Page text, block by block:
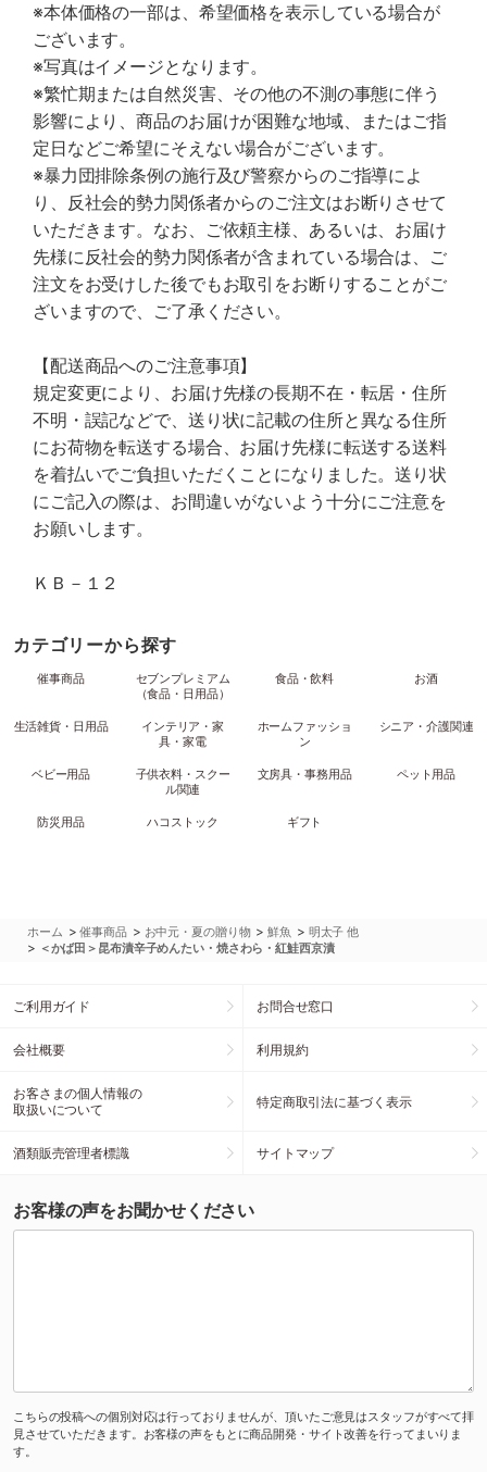
※本体価格の一部は、希望価格を表示している場合が
ございます。
※写真はイメージとなります。
※繁忙期または自然災害、その他の不測の事態に伴う
影響により、商品のお届けが困難な地域、またはご指
定日などご希望にそえない場合がございます。
※暴力団排除条例の施行及び警察からのご指導によ
り、反社会的勢力関係者からのご注文はお断りさせて
いただきます。なお、ご依頼主様、あるいは、お届け
先様に反社会的勢力関係者が含まれている場合は、ご
注文をお受けした後でもお取引をお断りすることがご
ざいますので、ご了承ください。
【配送商品へのご注意事項】
規定変更により、お届け先様の長期不在・転居・住所
不明・誤記などで、送り状に記載の住所と異なる住所
にお荷物を転送する場合、お届け先様に転送する送料
を着払いでご負担いただくことになりました。送り状
にご記入の際は、お間違いがないよう十分にご注意を
お願いします。
ＫＢ－１２
カテゴリーから探す
催事商品
セブンプレミアム
（食品・日用品）
食品・飲料 お酒
生活雑貨・日用品
インテリア・家
具・家電
ホームファッショ
ン
シニア・介護関連
ベビー用品
子供衣料・スクー
ル関連
文房具・事務用品 ペット用品
防災用品 ハコストック ギフト
ホーム >催事商品 > お中元・夏の贈り物 >鮮魚 > 明太子 他
> ＜かば田＞昆布漬辛子めんたい・焼さわら・紅鮭西京漬
ご利用ガイド お問合せ窓口
会社概要 利用規約
お客さまの個人情報の
取扱いについて
特定商取引法に基づく表示
酒類販売管理者標識 サイトマップ
お客様の声をお聞かせください
こちらの投稿への個別対応は行っておりませんが、頂いたご意見はスタッフがすべて拝
見させていただきます。お客様の声をもとに商品開発・サイト改善を行ってまいりま
す。